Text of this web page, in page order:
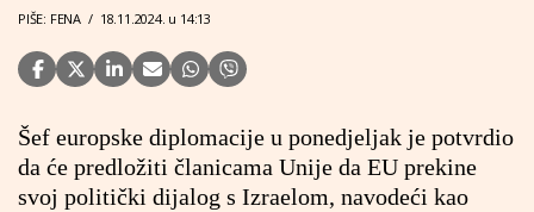
PIŠE: FENA / 18.11.2024. u 14:13
Šef europske diplomacije u ponedjeljak je potvrdio
da će predložiti članicama Unije da EU prekine
svoj politički dijalog s Izraelom, navodeći kao